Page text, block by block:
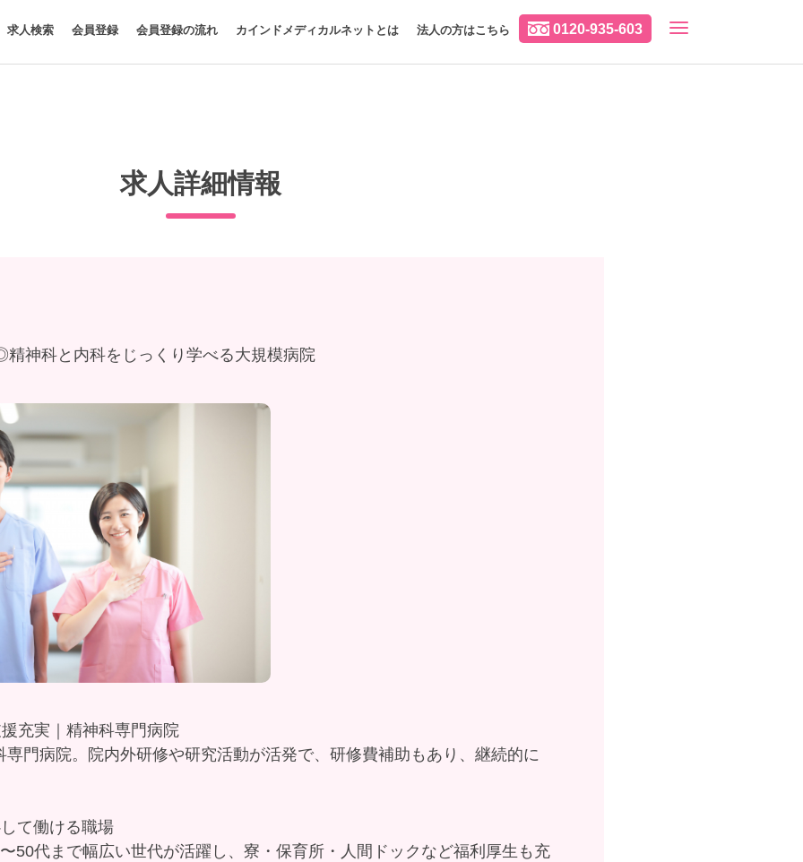
0120-935-603
求人検索 会員登録 会員登録の流れ カインドメディカルネットとは 法人の方はこちら
求人詳細情報
神科と内科をじっくり学べる大規模病院
充実｜精神科専門病院
専門病院。院内外研修や研究活動が活発で、研修費補助もあり、継続的に
て働ける職場
50代まで幅広い世代が活躍し、寮・保育所・人間ドックなど福利厚生も充